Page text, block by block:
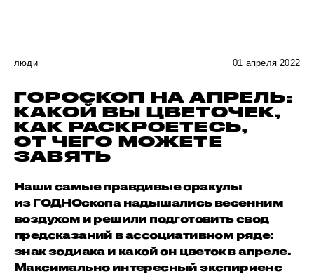
люди 01 апреля 2022
ГОРОСКОП НА АПРЕЛЬ:
КАКОЙ ВЫ ЦВЕТОЧЕК,
КАК РАСКРОЕТЕСЬ,
ОТ ЧЕГО МОЖЕТЕ
ЗАВЯТЬ
Наши самые правдивые оракулы
из ГОДНОскопа надышались весенним
воздухом и решили подготовить свод
предсказаний в ассоциативном ряде:
знак зодиака и какой он цветок в апреле.
Максимально интересный экспириенс